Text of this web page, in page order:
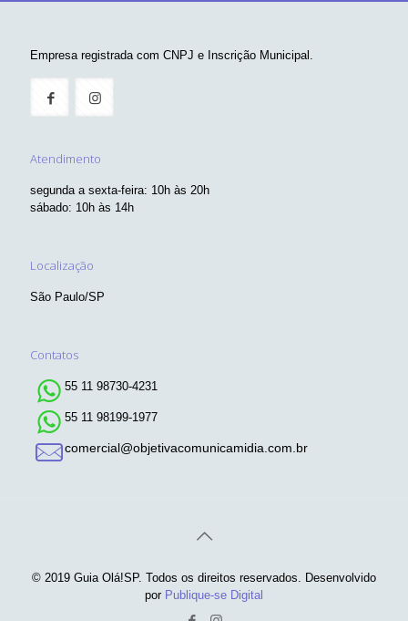
Empresa registrada com CNPJ e Inscrição Municipal.
Atendimento
segunda a sexta-feira: 10h às 20h
sábado: 10h às 14h
Localização
São Paulo/SP
Contatos
55 11 98730-4231
55 11 98199-1977
comercial@objetivacomunicamidia.com.br
© 2019 Guia Olá!SP. Todos os direitos reservados. Desenvolvido
por Publique-se Digital